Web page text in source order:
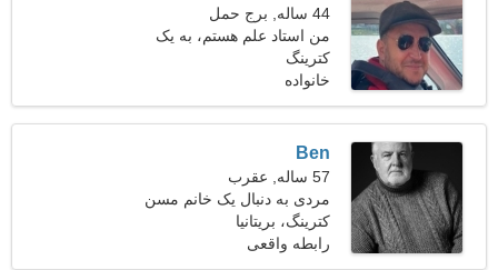
44 ساله, برج حمل
من استاد علم هستم، به یک
زن زیبا نیاز دارم
کترینگ
خانواده
Ben
57 ساله, عقرب
مردی به دنبال یک خانم مسن
49-53
کترینگ، بریتانیا
رابطه واقعی